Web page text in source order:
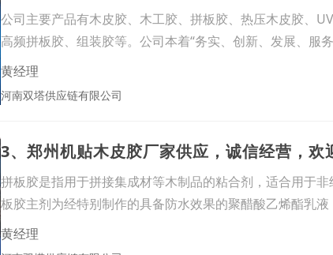
公司主要产品有木皮胶、木工胶、拼板胶、热压木皮胶、
高频拼板胶、组装胶等。公司本着“务实、创新、发展、服
强
黄经理
河南双塔供应链有限公司
3、郑州机贴木皮胶厂家供应，诚信经营，欢
拼板胶是指用于拼接集成材等木制品的粘合剂，适合用于
板胶主剂为经特别制作的具备防水效果的聚醋酸乙烯酯乳
白色
黄经理